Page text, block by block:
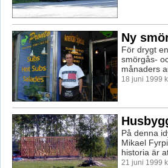
Ny
För drygt
smörgås-
månaders
18 juni 1999
På denna
Mikael
historia är
21 juni 1999